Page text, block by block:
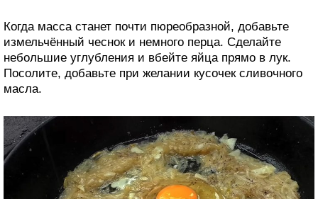
Когда масса станет почти пюреобразной, добавьте
измельчённый чеснок и немного перца. Сделайте
небольшие углубления и вбейте яйца прямо в лук.
Посолите, добавьте при желании кусочек сливочного
масла.